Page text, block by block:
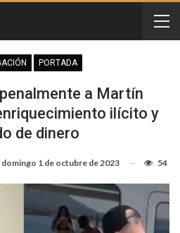
PORTADA
a Martín
ilícito y
de dinero
domingo 1 de octubre de 2023 54